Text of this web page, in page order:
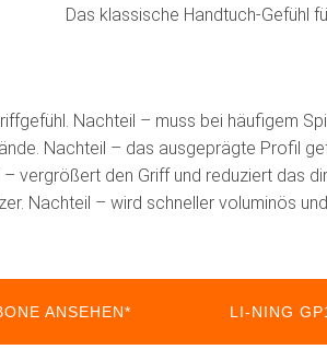
Das klassische Handtuch-Gefühl
Nachteil – muss bei häufigem
Nachteil – das ausgeprägte Profil
vergrößert den Griff und reduziert das
Nachteil – wird schneller voluminös
ANSEHEN* LI-NING